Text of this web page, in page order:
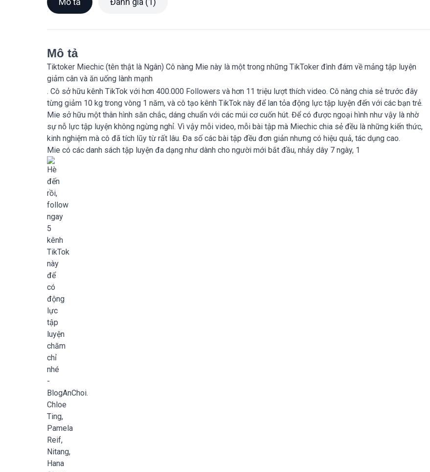
Mô tả
Tiktoker Miechic (tên thật là Ngân) Cô nàng Mie này là một trong những TikToker đình đám về mảng tập luyện
giảm cân và ăn uống lành mạnh
. Cô sở hữu kênh TikTok với hơn 400.000 Followers và hơn 11 triệu lượt thích video. Cô nàng chia sẻ trước đây
từng giảm 10 kg trong vòng 1 năm, và cô tạo kênh TikTok này để lan tỏa động lực tập luyện đến với các bạn trẻ.
Mie sở hữu một thân hình săn chắc, dáng chuẩn với các múi cơ cuốn hút. Để có được ngoại hình như vậy là nhờ
sự nỗ lực tập luyện không ngừng nghỉ. Vì vậy mỗi video, mỗi bài tập mà Miechic chia sẻ đều là những kiến thức,
kinh nghiệm mà cô đã tích lũy từ rất lâu. Đa số các bài tập đều đơn giản nhưng có hiệu quả, tác dụng cao.
Mie có các danh sách tập luyện đa dạng như dành cho người mới bắt đầu, nhảy dây 7 ngày, 1